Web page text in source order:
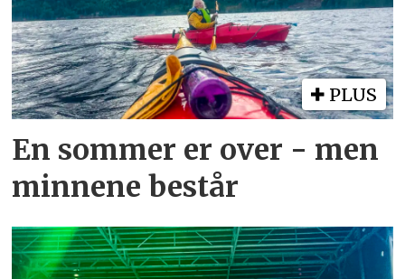
PLUS
En sommer er over - men
minnene består